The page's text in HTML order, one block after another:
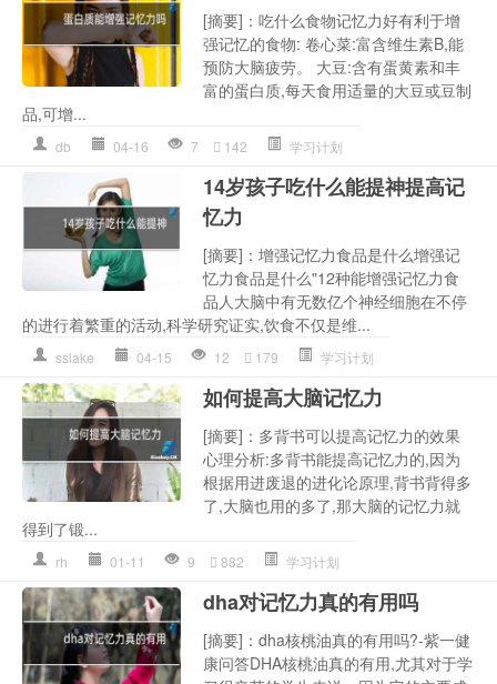
[摘要]：吃什么食物记忆力好有利于增
强记忆的食物: 卷心菜:富含维生素B,能
预防大脑疲劳。 大豆:含有蛋黄素和丰
富的蛋白质,每天食用适量的大豆或豆制
品,可增...
db 04-16 7 142 学习计划
14岁孩子吃什么能提神提高记
忆力
[摘要]：增强记忆力食品是什么增强记
忆力食品是什么"12种能增强记忆力食
品人大脑中有无数亿个神经细胞在不停
的进行着繁重的活动,科学研究证实,饮食不仅是维...
sslake 04-15 12 179 学习计划
如何提高大脑记忆力
[摘要]：多背书可以提高记忆力的效果
心理分析:多背书能提高记忆力的,因为
根据用进废退的进化论原理,背书背得多
了,大脑也用的多了,那大脑的记忆力就
得到了锻...
rh 01-11 9 882 学习计划
dha对记忆力真的有用吗
[摘要]：dha核桃油真的有用吗?-紫一健
康问答DHA核桃油真的有用,尤其对于学